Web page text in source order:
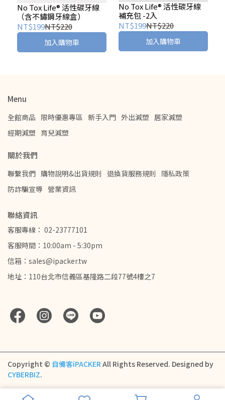
No Tox Life® 活性碳牙線
（含不鏽鋼牙線盒）
NT$199NT$220
加入購物車
No Tox Life® 活性碳牙線
補充包 -2入
NT$199NT$220
加入購物車
Menu
全館商品 限時優惠專區 新手入門 外出減塑 居家減塑
經期減塑 育兒減塑
關於我們
聯繫我們 購物說明&出貨規則 退換貨服務規則
隱私政策
防詐騙宣導 營業資訊
聯絡資訊
客服專線： 02-23777101
客服時間：10:00am - 5:30pm
信箱：sales@ipacker.tw
地址：110台北市信義區基隆路二段77號4樓之7
Copyright © 自備客iPACKER All Rights Reserved. Designed by
CYBERBIZ.